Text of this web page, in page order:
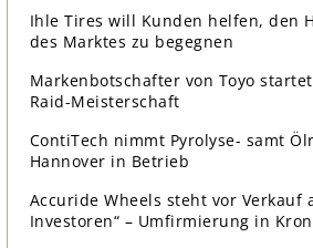
Ihle Tires will Kunden helfen, den
des Marktes zu begegnen
Markenbotschafter von Toyo
Raid-Meisterschaft
ContiTech nimmt Pyrolyse- samt
Hannover in Betrieb
Accuride Wheels steht vor Verkauf
Investoren“ – Umfirmierung in